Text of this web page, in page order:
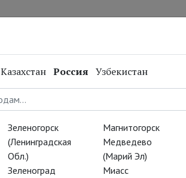
Казахстан Россия Узбекистан
Зеленогорск
(Ленинградская
Обл.)
Зеленоград
Магнитогорск
Медведево
(Марий Эл)
Миасс